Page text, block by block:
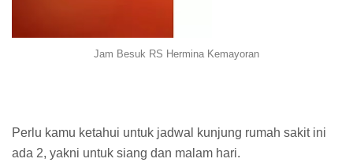
Jam Besuk RS Hermina Kemayoran
Perlu kamu ketahui untuk jadwal kunjung rumah sakit ini
ada 2, yakni untuk siang dan malam hari.